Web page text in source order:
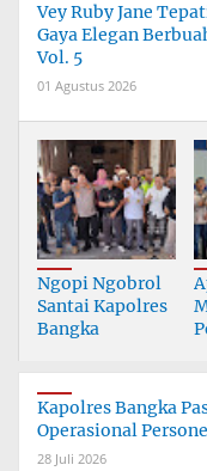
Vey Ruby Jane
Gaya Elegan
Vol. 5
01 Agustus 2026
Ngopi Ngobrol
Santai Kapolres
Bangka
Wartawan
Kapolres Bangka
Operasional
28 Juli 2026